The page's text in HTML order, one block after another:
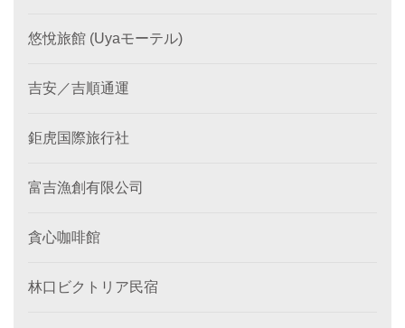
悠悅旅館 (Uyaモーテル)
吉安／吉順通運
鉅虎国際旅行社
富吉漁創有限公司
貪心咖啡館
林口ビクトリア民宿